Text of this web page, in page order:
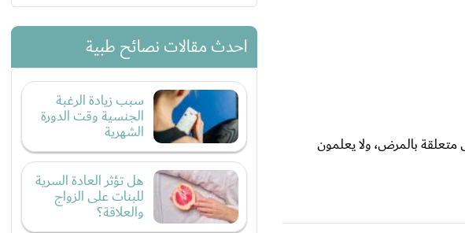
بالمرض، ولا يعلمون
احدث مقالات نصائح طبية
سبب زيادة الرغبة
الجنسية وقت الدورة
الشهرية
هل تؤثر العادة السرية
للبنات على الزواج
والعلاقة؟